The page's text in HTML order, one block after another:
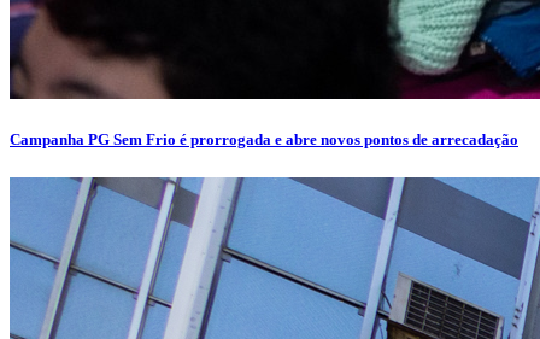
Campanha PG Sem Frio é prorrogada e abre novos pontos de arrecadação